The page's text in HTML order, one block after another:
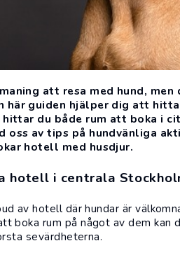
att resa med hund,
här guiden hjälper dig att
hittar du både rum att boka i
oss av tips på hundvänliga
hotell med husdjur.
hotell i centrala
avhotell där hundar är
boka rum på något av dem
sevärdheterna.